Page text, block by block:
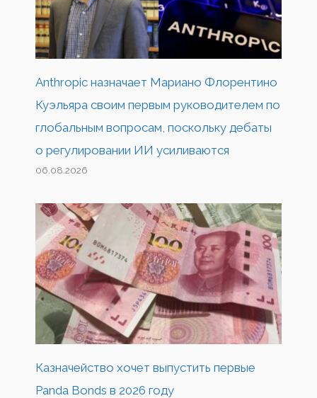
Anthropic назначает Мариано Флорентино
Куэльяра своим первым руководителем по
глобальным вопросам, поскольку дебаты
о регулировании ИИ усиливаются
06.08.2026
Казначейство хочет выпустить первые
Panda Bonds в 2026 году